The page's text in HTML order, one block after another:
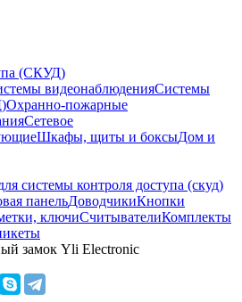
(СКУД)
видеонаблюденияСистемы
Охранно-пожарные
Сетевое
Шкафы, щиты и боксыДом и
системы контроля доступа (скуд)
панельДоводчикиКнопки
ключиСчитывателиКомплекты
замок Yli Electronic